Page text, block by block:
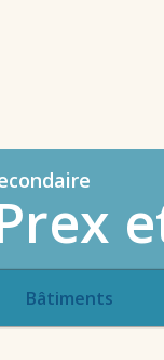
Bâtiments